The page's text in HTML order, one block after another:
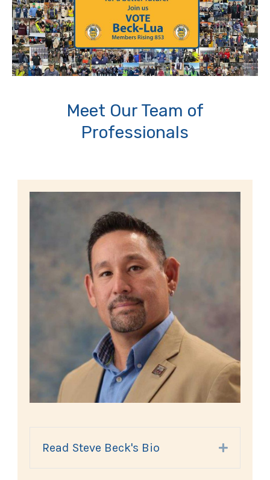
Meet Our Team of
Professionals
Read Steve Beck's Bio Expand